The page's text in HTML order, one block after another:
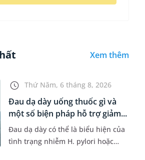
Xem thêm
Thứ Năm, 6 tháng 8, 2026
Đau dạ dày uống thuốc gì và
một số biện pháp hỗ trợ giảm...
Đau dạ dày có thể là biểu hiện của
tình trạng nhiễm H. pylori hoặc